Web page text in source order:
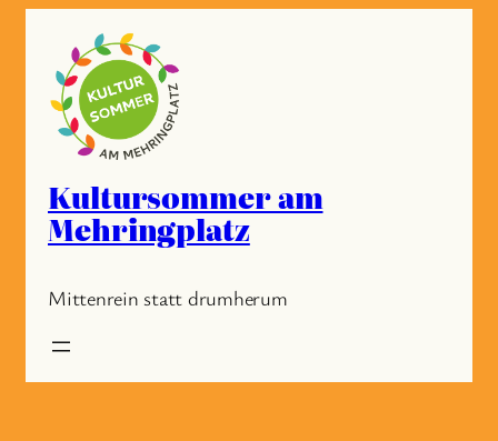
springen
Kultursommer am
Mehringplatz
Mittenrein statt drumherum